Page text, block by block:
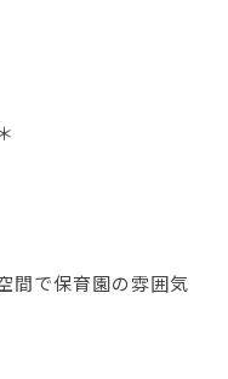
間で保育園の雰囲気